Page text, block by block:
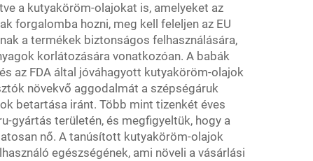
a kutyaköröm-olajokat is, amelyeket az
forgalomba hozni, meg kell feleljen az EU
a termékek biztonságos felhasználására,
korlátozására vonatkozóan. A babák
az FDA által jóváhagyott kutyaköröm-olajok
növekvő aggodalmát a szépségáruk
betartása iránt. Több mint tizenkét éves
gyártás területén, és megfigyeltük, hogy a
nő. A tanúsított kutyaköröm-olajok
egészségének, ami növeli a vásárlási